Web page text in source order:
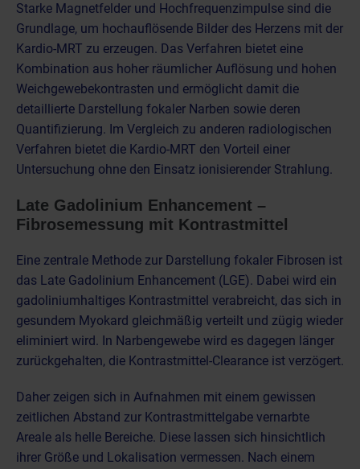
Starke Magnetfelder und Hochfrequenzimpulse sind die
Grundlage, um hochauflösende Bilder des Herzens mit der
Kardio-MRT zu erzeugen. Das Verfahren bietet eine
Kombination aus hoher räumlicher Auflösung und hohen
Weichgewebekontrasten und ermöglicht damit die
detaillierte Darstellung fokaler Narben sowie deren
Quantifizierung. Im Vergleich zu anderen radiologischen
Verfahren bietet die Kardio-MRT den Vorteil einer
Untersuchung ohne den Einsatz ionisierender Strahlung.
Late Gadolinium Enhancement –
Fibrosemessung mit Kontrastmittel
Eine zentrale Methode zur Darstellung fokaler Fibrosen ist
das Late Gadolinium Enhancement (LGE). Dabei wird ein
gadoliniumhaltiges Kontrastmittel verabreicht, das sich in
gesundem Myokard gleichmäßig verteilt und zügig wieder
eliminiert wird. In Narbengewebe wird es dagegen länger
zurückgehalten, die Kontrastmittel-Clearance ist verzögert.
Daher zeigen sich in Aufnahmen mit einem gewissen
zeitlichen Abstand zur Kontrastmittelgabe vernarbte
Areale als helle Bereiche. Diese lassen sich hinsichtlich
ihrer Größe und Lokalisation vermessen. Nach einem